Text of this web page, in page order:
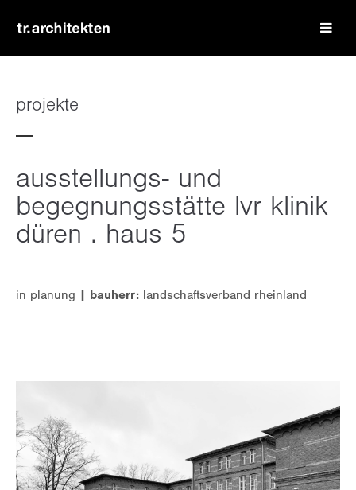
passwort
support
we offer support for our customers
mon - fri 8:00am - 5:00pm(gmt +1)
projekte
ausstellungs- und
begegnungsstätte lvr klinik
düren . haus 5
in planung | bauherr: landschaftsverband rheinland